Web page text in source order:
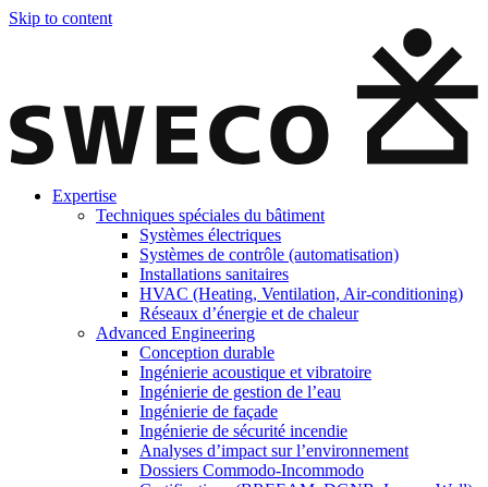
Skip to content
Expertise
Techniques spéciales du bâtiment
Systèmes électriques
Systèmes de contrôle (automatisation)
Installations sanitaires
HVAC (Heating, Ventilation, Air-conditioning)
Réseaux d’énergie et de chaleur
Advanced Engineering
Conception durable
Ingénierie acoustique et vibratoire
Ingénierie de gestion de l’eau
Ingénierie de façade
Ingénierie de sécurité incendie
Analyses d’impact sur l’environnement
Dossiers Commodo-Incommodo